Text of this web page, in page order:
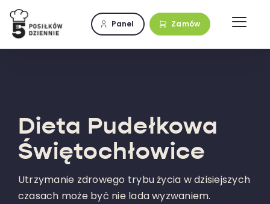
Przejdź
zawartości
Panel Zamów
Dieta Pudełkowa
Świętochłowice
Utrzymanie zdrowego trybu życia w dzisiejszych
czasach może być nie lada wyzwaniem.